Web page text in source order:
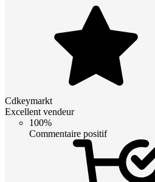
Cdkeymarkt
Excellent vendeur
100%
Commentaire positif